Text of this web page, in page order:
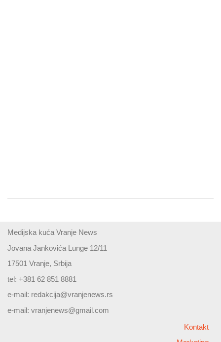
Medijska kuća Vranje News
Jovana Jankovića Lunge 12/11
17501 Vranje, Srbija
tel: +381 62 851 8881
e-mail: redakcija@vranjenews.rs
e-mail: vranjenews@gmail.com
Kontakt